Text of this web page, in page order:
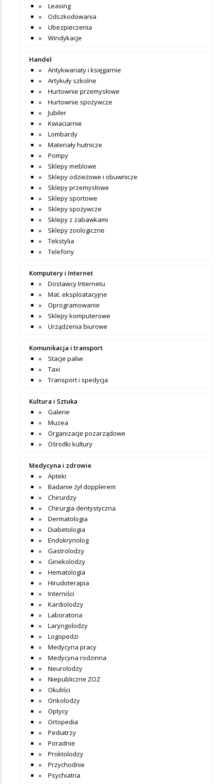
Leasing
Odszkodowania
Ubezpieczenia
Windykacje
Handel
Antykwariaty i księgarnie
Artykuły szkolne
Hurtownie przemysłowe
Hurtownie spożywcze
Jubiler
Kwiaciarnie
Lombardy
Materiały hutnicze
Pompy
Sklepy meblowe
Sklepy odzieżowe i obuwnicze
Sklepy przemysłowe
Sklepy sportowe
Sklepy spożywcze
Sklepy z zabawkami
Sklepy zoologiczne
Tekstylia
Telefony
Komputery i Internet
Dostawcy Internetu
Mat. eksploatacyjne
Oprogramowanie
Sklepy komputerowe
Urządzenia biurowe
Komunikacja i transport
Stacje paliw
Taxi
Transport i spedycja
Kultura i Sztuka
Galerie
Muzea
Organizacje pozarządowe
Ośrodki kultury
Medycyna i zdrowie
Apteki
Badanie żył dopplerem
Chirurdzy
Chirurgia dentystyczna
Dermatologia
Diabetologia
Endokrynolog
Gastrolodzy
Ginekolodzy
Hematologia
Hirudoterapia
Interniści
Kardiolodzy
Laboratoria
Laryngolodzy
Logopedzi
Medycyna pracy
Medycyna rodzinna
Neurolodzy
Niepubliczne ZOZ
Okuliści
Onkolodzy
Optycy
Ortopedia
Pediatrzy
Poradnie
Proktolodzy
Przychodnie
Psychiatria